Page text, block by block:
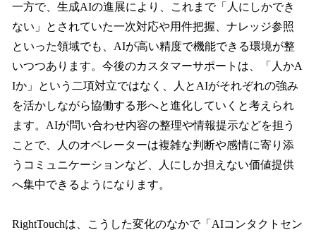
一方で、生成AIの進展により、これまで「人にしかでき
ない」とされていた一次対応や用件把握、ナレッジ参照
といった領域でも、AIが高い精度で機能できる環境が整
いつつあります。今後のカスタマーサポートは、「人かA
Iか」という二項対立ではなく、人とAIがそれぞれの強み
を活かしながら協働する形へと進化していくと考えられ
ます。AIが問い合わせ内容の整理や情報提示などを担う
ことで、人のオペレーターは複雑な判断や感情に寄り添
うコミュニケーションなど、人にしか担えない価値提供
へ集中できるようになります。
RightTouchは、こうした変化のなかで「AIコンタクトセン